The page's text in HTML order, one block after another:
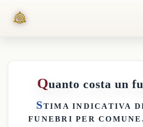
Quanto costa un
STIMA INDICATIVA
FUNEBRI PER COMUNE